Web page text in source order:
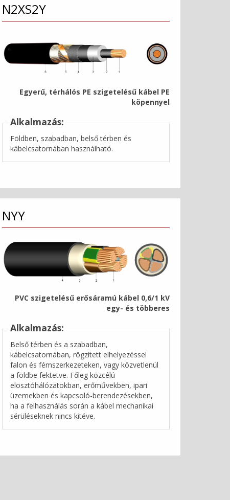
N2XS2Y
Egyerű, térhálós PE szigetelésű kábel PE
köpennyel
Alkalmazás:
Földben, szabadban, belső térben és
kábelcsatornában használható.
NYY
PVC szigetelésű erősáramú kábel 0,6/1 kV
egy- és többeres
Alkalmazás:
Belső térben és a szabadban,
kábelcsatornában, rögzített elhelyezéssel
falon és fémszerkezeteken, vagy közvetlenül
a földbe fektetve. Főleg közcélú
elosztóhálózatokban, erőművekben, ipari
üzemekben és kapcsoló-berendezésekben,
ha a felhasználás során a kábel mechanikai
sérüléseknek nincs kitéve.